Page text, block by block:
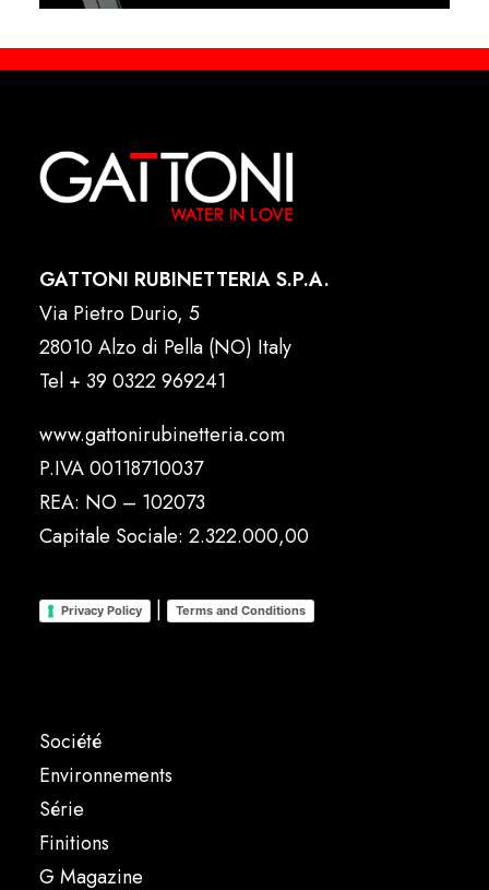
GATTONI RUBINETTERIA S.P.A.
Via Pietro Durio, 5
28010 Alzo di Pella (NO) Italy
Tel + 39 0322 969241
www.gattonirubinetteria.com
P.IVA 00118710037
REA: NO – 102073
Capitale Sociale: 2.322.000,00
Privacy Policy | Terms and Conditions
Société
Environnements
Série
Finitions
G Magazine